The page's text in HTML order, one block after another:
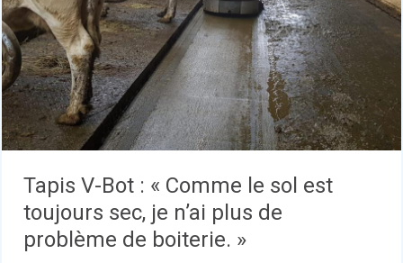
Tapis V-Bot : « Comme le sol est
toujours sec, je n’ai plus de
problème de boiterie. »